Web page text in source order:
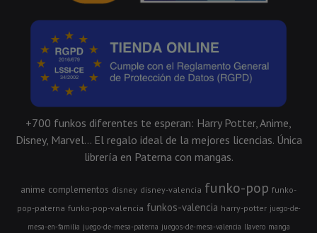
+700 funkos diferentes te esperan: Harry Potter, Anime,
Disney, Marvel... El regalo ideal de la mejores licencias. Única
librería en Paterna con mangas.
anime complementos disney disney-valencia funko-pop funko-
pop-paterna funko-pop-valencia funkos-valencia harry-potter juego-de-
mesa-en-familia juego-de-mesa-paterna juegos-de-mesa-valencia llavero manga